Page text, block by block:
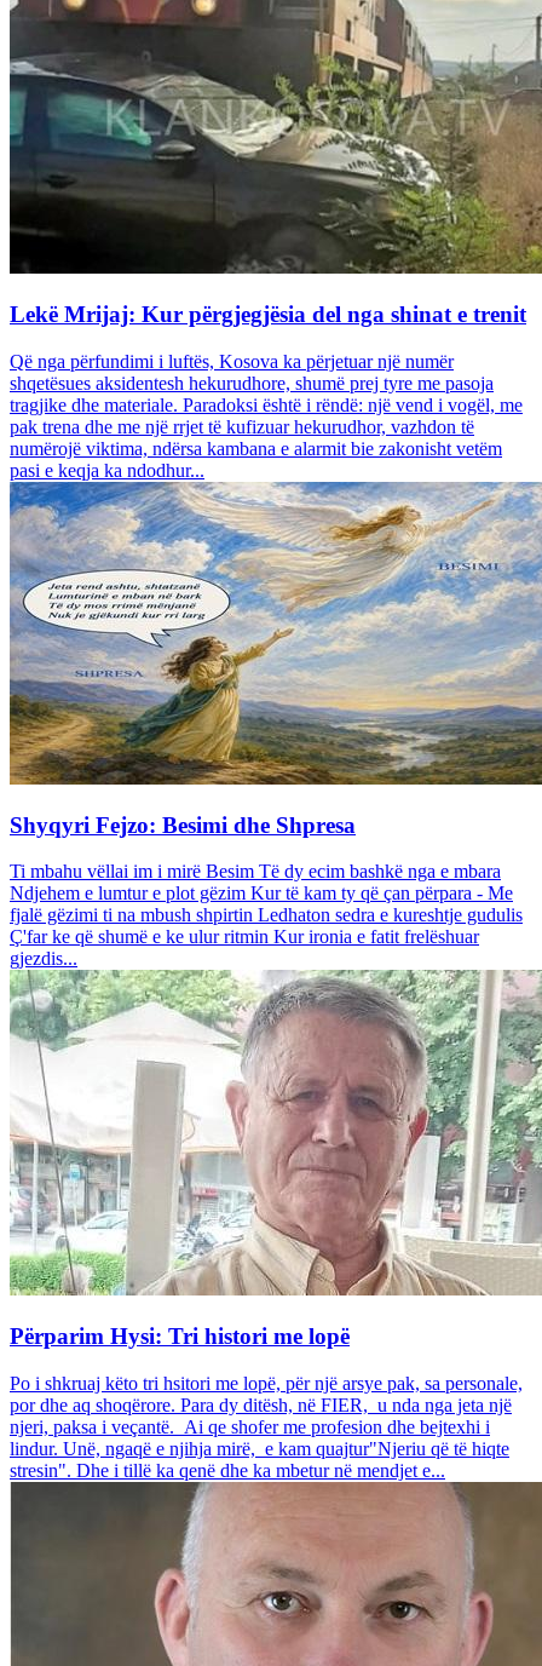
Lekë Mrijaj: Kur përgjegjësia del nga shinat e trenit
Që nga përfundimi i luftës, Kosova ka përjetuar një numër
shqetësues aksidentesh hekurudhore, shumë prej tyre me pasoja
tragjike dhe materiale. Paradoksi është i rëndë: një vend i vogël, me
pak trena dhe me një rrjet të kufizuar hekurudhor, vazhdon të
numërojë viktima, ndërsa kambana e alarmit bie zakonisht vetëm
pasi e keqja ka ndodhur...
Shyqyri Fejzo: Besimi dhe Shpresa
Ti mbahu vëllai im i mirë Besim Të dy ecim bashkë nga e mbara
Ndjehem e lumtur e plot gëzim Kur të kam ty që çan përpara - Me
fjalë gëzimi ti na mbush shpirtin Ledhaton sedra e kureshtje gudulis
Ç'far ke që shumë e ke ulur ritmin Kur ironia e fatit frelëshuar
gjezdis...
Përparim Hysi: Tri histori me lopë
Po i shkruaj këto tri hsitori me lopë, për një arsye pak, sa personale,
por dhe aq shoqërore. Para dy ditësh, në FIER, u nda nga jeta një
njeri, paksa i veçantë. Ai qe shofer me profesion dhe bejtexhi i
lindur. Unë, ngaqë e njihja mirë, e kam quajtur"Njeriu që të hiqte
stresin". Dhe i tillë ka qenë dhe ka mbetur në mendjet e...